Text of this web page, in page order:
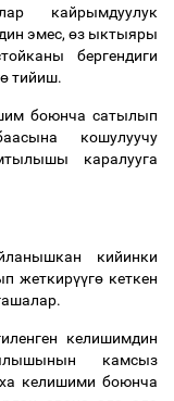
кайрымдуулук
эмес, өз ыктыяры
бергендиги
өтийиш.
боюнча сатылып
кошулуучу
каралууга
кийинки
жеткирүүгө кеткен
.
келишимдин
камсыз
келишими боюнча